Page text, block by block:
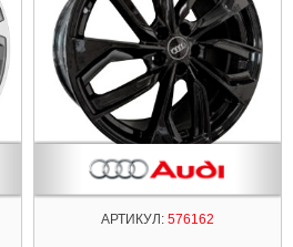
АРТИКУЛ:576162